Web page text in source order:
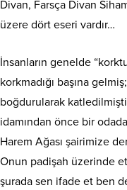
Divan, Farsça Divan
üzere dört eseri vardır…
İnsanların genelde
korkmadığı başına
boğdurularak
idamından önce bir
Harem Ağası şairimize
Onun padişah üzerinde
şurada sen ifade et ben